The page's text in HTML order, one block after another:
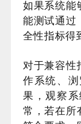
如果系统能
能测试通过
全性指标得
对于兼容性
作系统、
果，观察
常，若在所